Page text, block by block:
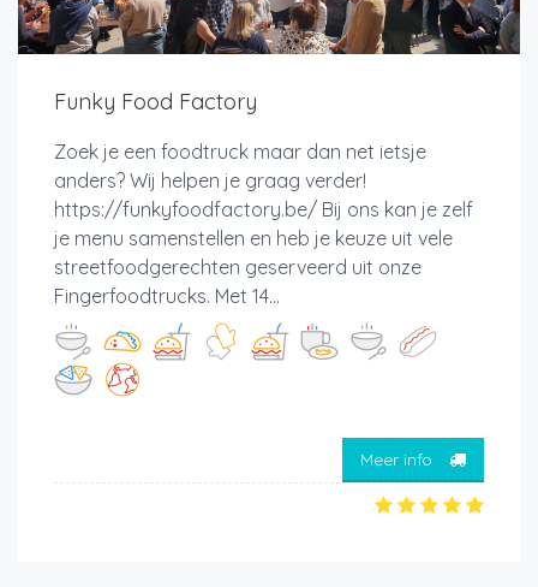
Funky Food Factory
Zoek je een foodtruck maar dan net ietsje
anders? Wij helpen je graag verder!
https://funkyfoodfactory.be/ Bij ons kan je zelf
je menu samenstellen en heb je keuze uit vele
streetfoodgerechten geserveerd uit onze
Fingerfoodtrucks. Met 14...
Meer info